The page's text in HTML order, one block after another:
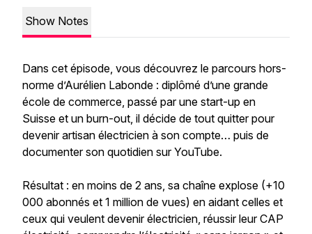
Show Notes
Dans cet épisode, vous découvrez le parcours hors-
norme d’Aurélien Labonde : diplômé d’une grande
école de commerce, passé par une start-up en
Suisse et un burn-out, il décide de tout quitter pour
devenir artisan électricien à son compte… puis de
documenter son quotidien sur YouTube.
Résultat : en moins de 2 ans, sa chaîne explose (+10
000 abonnés et 1 million de vues) en aidant celles et
ceux qui veulent devenir électricien, réussir leur CAP